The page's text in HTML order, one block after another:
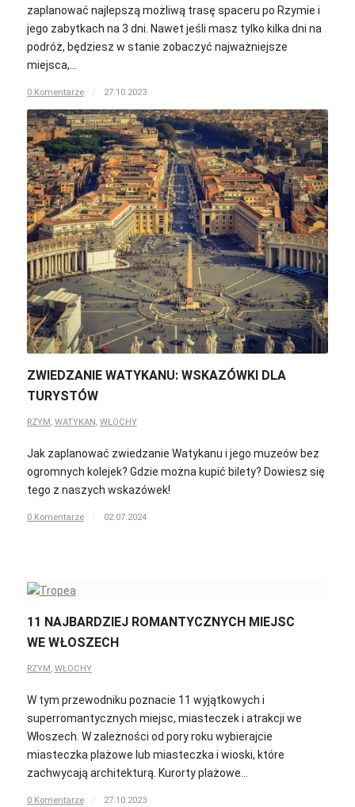
zaplanować najlepszą możliwą trasę spaceru po Rzymie i
jego zabytkach na 3 dni. Nawet jeśli masz tylko kilka dni na
podróż, będziesz w stanie zobaczyć najważniejsze
miejsca,…
0 Komentarze / 27.10.2023
ZWIEDZANIE WATYKANU: WSKAZÓWKI DLA
TURYSTÓW
RZYM, WATYKAN, WŁOCHY
Jak zaplanować zwiedzanie Watykanu i jego muzeów bez
ogromnych kolejek? Gdzie można kupić bilety? Dowiesz się
tego z naszych wskazówek!
0 Komentarze / 02.07.2024
11 NAJBARDZIEJ ROMANTYCZNYCH MIEJSC
WE WŁOSZECH
RZYM, WŁOCHY
W tym przewodniku poznacie 11 wyjątkowych i
superromantycznych miejsc, miasteczek i atrakcji we
Włoszech. W zależności od pory roku wybierajcie
miasteczka plażowe lub miasteczka i wioski, które
zachwycają architekturą. Kurorty plażowe…
0 Komentarze / 27.10.2023